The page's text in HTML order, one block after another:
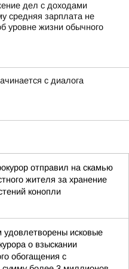
дел с доходами
средняя зарплата не
уровне жизни обычного
с диалога
отправил на скамью
жителя за хранение
конопли
исковые
о взыскании
обогащения с